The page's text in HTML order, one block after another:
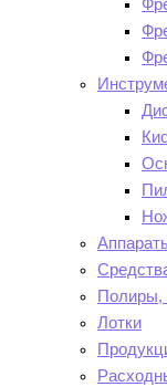
Полиры,
Лотки